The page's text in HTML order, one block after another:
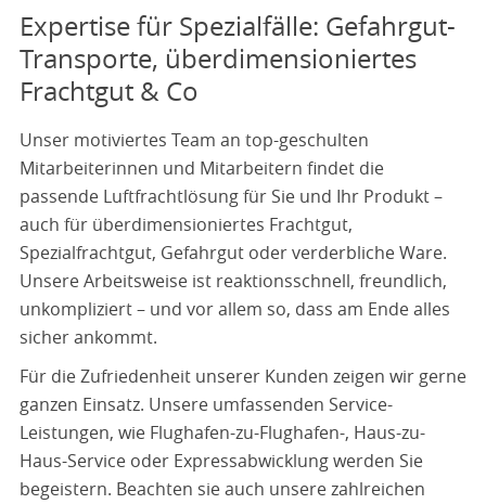
Expertise für Spezialfälle: Gefahrgut-
Transporte, überdimensioniertes
Frachtgut & Co
Unser motiviertes Team an top-geschulten
Mitarbeiterinnen und Mitarbeitern findet die
passende Luftfrachtlösung für Sie und Ihr Produkt –
auch für überdimensioniertes Frachtgut,
Spezialfrachtgut, Gefahrgut oder verderbliche Ware.
Unsere Arbeitsweise ist reaktionsschnell, freundlich,
unkompliziert – und vor allem so, dass am Ende alles
sicher ankommt.
Für die Zufriedenheit unserer Kunden zeigen wir gerne
ganzen Einsatz. Unsere umfassenden Service-
Leistungen, wie Flughafen-zu-Flughafen-, Haus-zu-
Haus-Service oder Expressabwicklung werden Sie
begeistern. Beachten sie auch unsere zahlreichen